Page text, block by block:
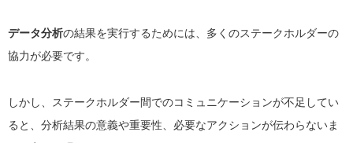
データ分析の結果を実行するためには、多くのステークホルダーの
協力が必要です。
しかし、ステークホルダー間でのコミュニケーションが不足してい
ると、分析結果の意義や重要性、必要なアクションが伝わらないま